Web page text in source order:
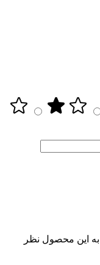
این محصول نظر